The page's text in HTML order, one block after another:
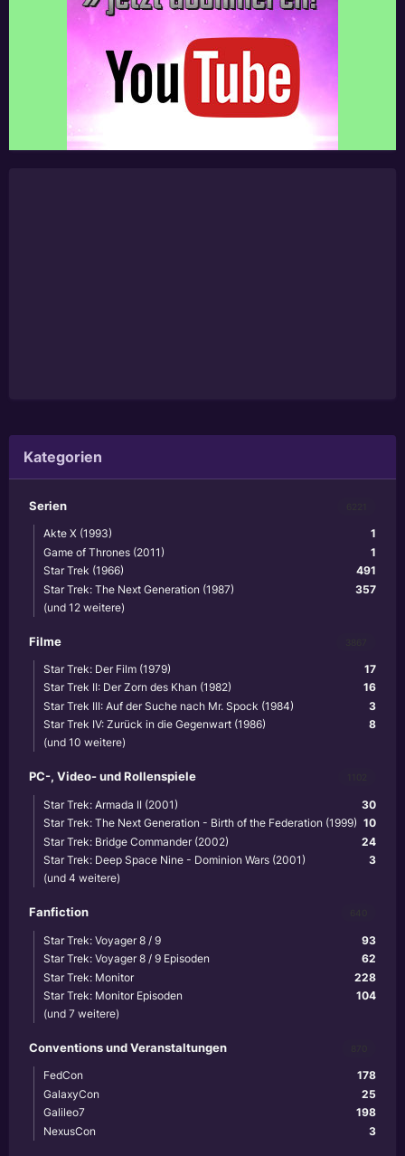
Kategorien
Serien
1
Akte X (1993)
1
Game of Thrones (2011)
491
Star Trek (1966)
357
Star Trek: The Next Generation (1987)
(und 12 weitere)
Filme
17
Star Trek: Der Film (1979)
16
Star Trek II: Der Zorn des Khan (1982)
3
Star Trek III: Auf der Suche nach Mr. Spock (1984)
8
Star Trek IV: Zurück in die Gegenwart (1986)
(und 10 weitere)
PC-, Video- und Rollenspiele
30
Star Trek: Armada II (2001)
10
Star Trek: The Next Generation - Birth of the Federation (1999)
24
Star Trek: Bridge Commander (2002)
3
Star Trek: Deep Space Nine - Dominion Wars (2001)
(und 4 weitere)
Fanfiction
93
Star Trek: Voyager 8 / 9
62
Star Trek: Voyager 8 / 9 Episoden
228
Star Trek: Monitor
104
Star Trek: Monitor Episoden
(und 7 weitere)
Conventions und Veranstaltungen
178
FedCon
25
GalaxyCon
198
Galileo7
3
NexusCon